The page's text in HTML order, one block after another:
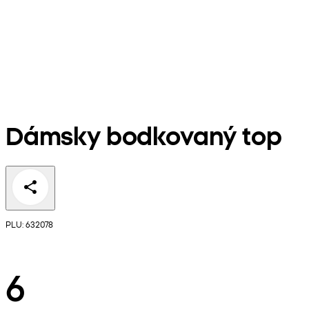
Dámsky bodkovaný top
PLU: 632078
6